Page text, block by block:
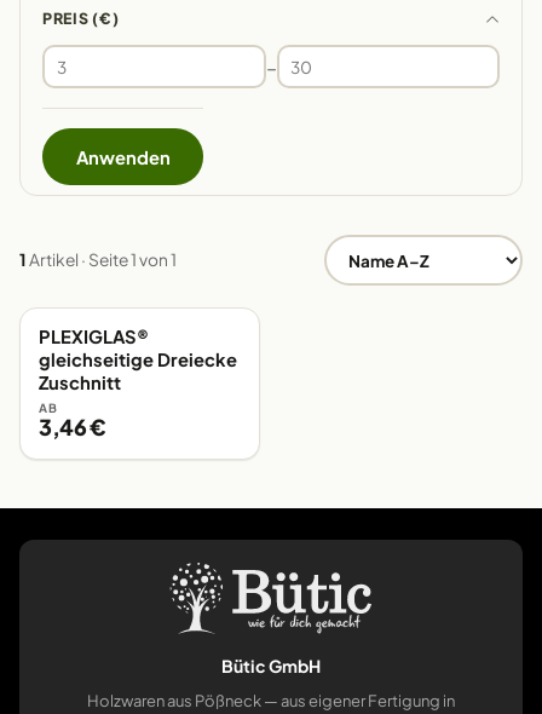
PREIS (€)
–
Anwenden
1Artikel · Seite 1 von 1
EIGENE FERTIGUNG
PLEXIGLAS®
gleichseitige Dreiecke
Zuschnitt
AB
3,46 €
Bütic GmbH
Holzwaren aus Pößneck — aus eigener Fertigung in